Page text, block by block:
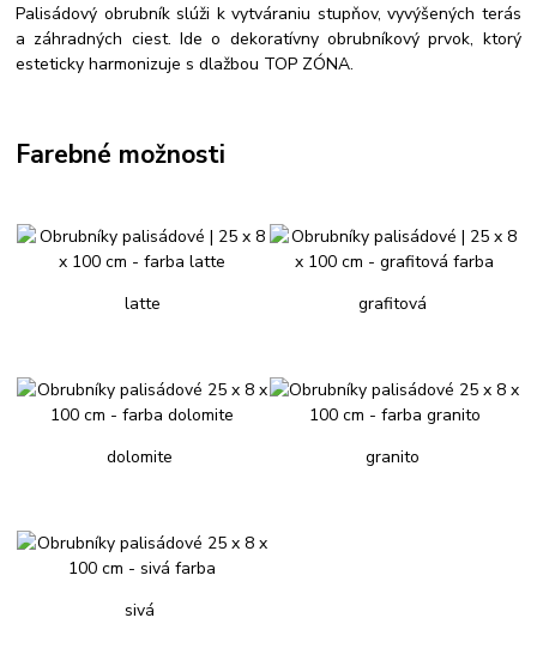
Palisádový obrubník slúži k vytváraniu stupňov, vyvýšených terás
a záhradných ciest. Ide o dekoratívny obrubníkový prvok, ktorý
esteticky harmonizuje s dlažbou TOP ZÓNA.
Farebné možnosti
latte grafitová
dolomite granito
sivá